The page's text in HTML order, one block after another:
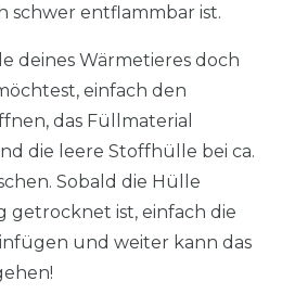
schwer entflammbar ist.
deines Wärmetieres doch
einfach den
das Füllmaterial
die leere Stoffhülle bei ca.
Sobald die Hülle
getrocknet ist, einfach die
und weiter kann das